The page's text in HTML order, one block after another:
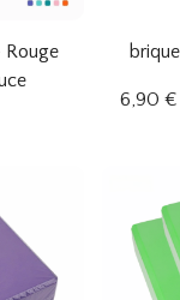
Rouge
6,90 €